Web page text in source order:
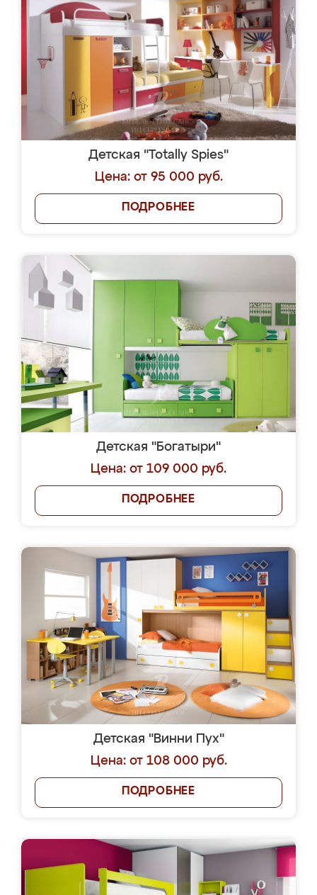
Детская "Totally Spies"
Цена: от 95 000 руб.
ПОДРОБНЕЕ
Детская "Богатыри"
Цена: от 109 000 руб.
ПОДРОБНЕЕ
Детская "Винни Пух"
Цена: от 108 000 руб.
ПОДРОБНЕЕ